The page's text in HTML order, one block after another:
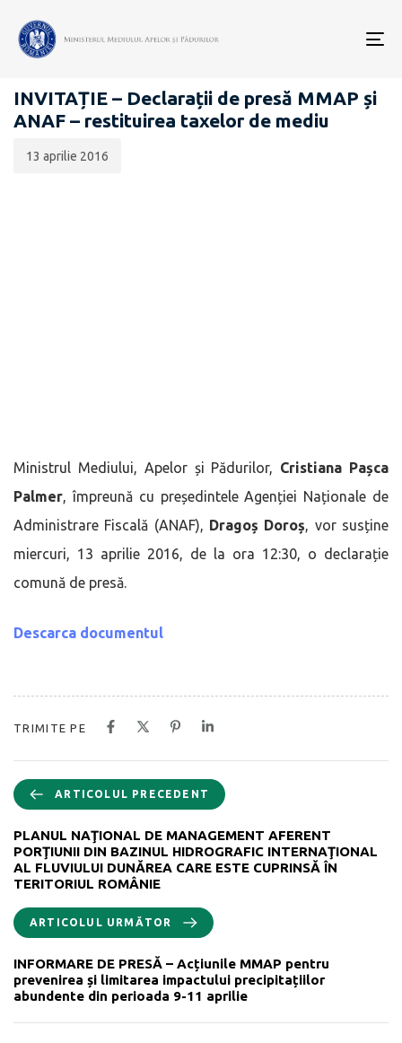
COMUNICATE DE PRESĂ
INVITAȚIE – Declarații de presă MMAP și
ANAF – restituirea taxelor de mediu
publicării:
13 aprilie 2016
Ministrul Mediului, Apelor și Pădurilor, Cristiana Pașca
Palmer, împreună cu președintele Agenției Naționale de
Administrare Fiscală (ANAF), Dragoș Doroș, vor susține
miercuri, 13 aprilie 2016, de la ora 12:30, o declarație
comună de presă.
Descarca documentul
TRIMITE PE
ARTICOLUL PRECEDENT
PLANUL NAŢIONAL DE MANAGEMENT AFERENT
PORŢIUNII DIN BAZINUL HIDROGRAFIC INTERNAŢIONAL
AL FLUVIULUI DUNĂREA CARE ESTE CUPRINSĂ ÎN
TERITORIUL ROMÂNIE
ARTICOLUL URMĂTOR
INFORMARE DE PRESĂ – Acțiunile MMAP pentru
prevenirea și limitarea impactului precipitațiilor
abundente din perioada 9-11 aprilie